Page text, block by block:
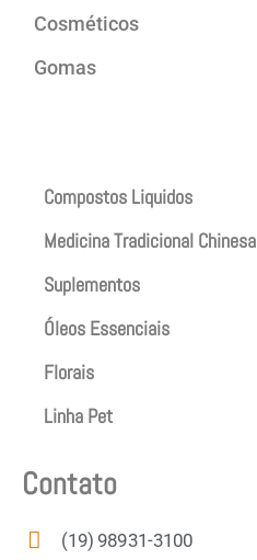
Cosméticos
Gomas
Compostos Liquidos
Medicina Tradicional Chinesa
Suplementos
Óleos Essenciais
Florais
Linha Pet
Contato
(19) 98931-3100